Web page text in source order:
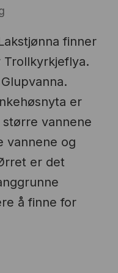
finner
Trollkyrkjeflya.
er
vannene
vannene og
er det
å finne for